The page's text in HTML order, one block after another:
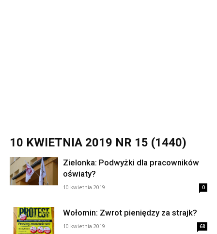
10 KWIETNIA 2019 NR 15 (1440)
Zielonka: Podwyżki dla pracowników
oświaty?
10 kwietnia 2019 0
Wołomin: Zwrot pieniędzy za strajk?
10 kwietnia 2019 68